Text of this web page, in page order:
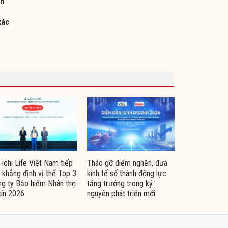
ichi Life Việt Nam tiếp
định vị thế Top 3
ty Bảo hiểm Nhân thọ
2026
Tháo gỡ điểm nghẽn, đưa
kinh tế số thành động lực
tăng trưởng trong kỷ
nguyên phát triển mới